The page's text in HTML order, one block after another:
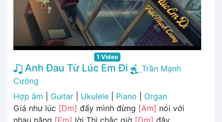
1 Video
Anh Đau Từ Lúc Em Đi
Trần Mạnh
Cường
Hợp âm
Guitar Ukulele Piano
Organ
Giá như lúc [Dm] đấy mình đừng [Am] nói với
nhau nặng [Em] lời Thì chắc giờ [Dm] đây